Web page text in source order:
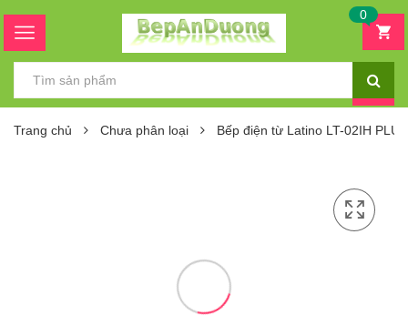
0
Trang chủ Chưa phân loại Bếp điện từ Latino LT-02IH PLUS